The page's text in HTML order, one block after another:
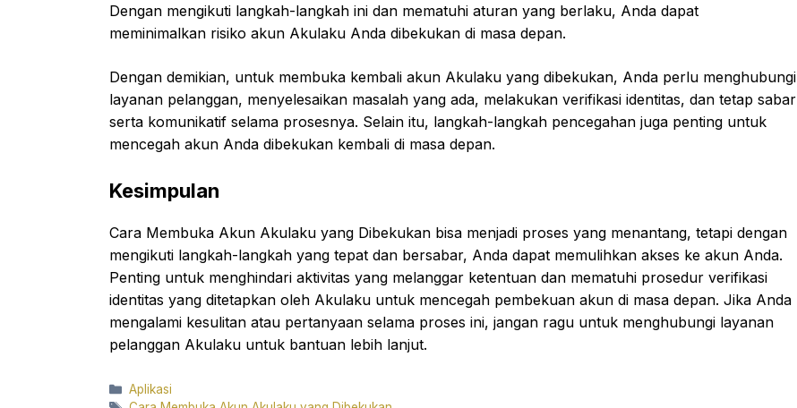
Dengan mengikuti langkah-langkah ini dan mematuhi aturan yang berlaku, Anda dapat
meminimalkan risiko akun Akulaku Anda dibekukan di masa depan.
Dengan demikian, untuk membuka kembali akun Akulaku yang dibekukan, Anda perlu menghubungi
layanan pelanggan, menyelesaikan masalah yang ada, melakukan verifikasi identitas, dan tetap sabar
serta komunikatif selama prosesnya. Selain itu, langkah-langkah pencegahan juga penting untuk
mencegah akun Anda dibekukan kembali di masa depan.
Kesimpulan
Cara Membuka Akun Akulaku yang Dibekukan bisa menjadi proses yang menantang, tetapi dengan
mengikuti langkah-langkah yang tepat dan bersabar, Anda dapat memulihkan akses ke akun Anda.
Penting untuk menghindari aktivitas yang melanggar ketentuan dan mematuhi prosedur verifikasi
identitas yang ditetapkan oleh Akulaku untuk mencegah pembekuan akun di masa depan. Jika Anda
mengalami kesulitan atau pertanyaan selama proses ini, jangan ragu untuk menghubungi layanan
pelanggan Akulaku untuk bantuan lebih lanjut.
Categories
Aplikasi